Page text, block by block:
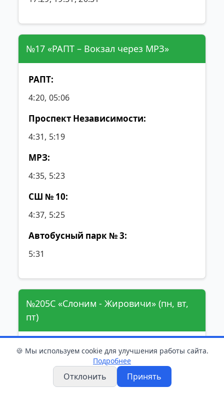
№17 «РАПТ – Вокзал через МРЗ»
РАПТ:
4:20, 05:06
Проспект Независимости:
4:31, 5:19
МРЗ:
4:35, 5:23
СШ № 10:
4:37, 5:25
Автобусный парк № 3:
5:31
№205С «Слоним - Жировичи» (пн, вт,
пт)
Автовокзал:
6.10, 7.35, 11.30, 14.01, 15.20, 17.15, 19.40
Жировичи:
🍪 Мы используем cookie для улучшения работы сайта.
Подробнее
Отклонить Принять